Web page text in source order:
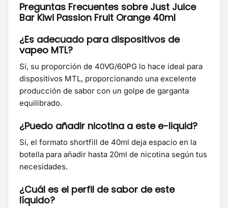
Preguntas Frecuentes sobre Just Juice
Bar Kiwi Passion Fruit Orange 40ml
¿Es adecuado para dispositivos de
vapeo MTL?
Sí, su proporción de 40VG/60PG lo hace ideal para
dispositivos MTL, proporcionando una excelente
producción de sabor con un golpe de garganta
equilibrado.
¿Puedo añadir nicotina a este e-liquid?
Sí, el formato shortfill de 40ml deja espacio en la
botella para añadir hasta 20ml de nicotina según tus
necesidades.
¿Cuál es el perfil de sabor de este
líquido?